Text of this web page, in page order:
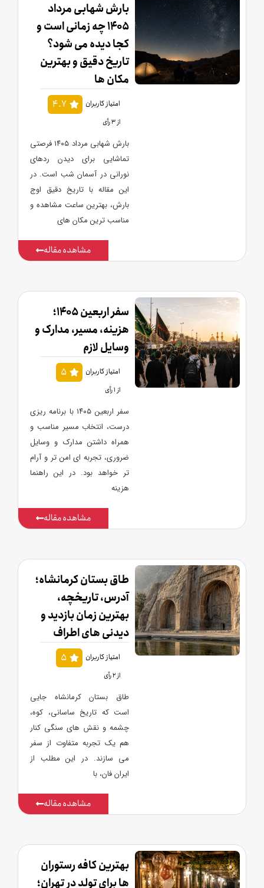
بارش شهابی مرداد
۱۴۰۵ چه زمانی است و
کجا دیده می شود؟
تاریخ دقیق و بهترین
مکان ها
امتیاز کاربران 4.7
از 3 رأی
بارش شهابی مرداد ۱۴۰۵ فرصتی
تماشایی برای دیدن ردهای
نورانی در آسمان شب است. در
این مقاله با تاریخ دقیق اوج
بارش، بهترین ساعت مشاهده و
مناسب ترین مکان های
مشاهده مقاله
سفر اربعین ۱۴۰۵؛
هزینه، مسیر، مدارک و
وسایل لازم
امتیاز کاربران 5
از 1 رأی
سفر اربعین ۱۴۰۵ با برنامه ریزی
درست، انتخاب مسیر مناسب و
همراه داشتن مدارک و وسایل
ضروری، تجربه ای امن تر و آرام
تر خواهد بود. در این راهنما
هزینه
مشاهده مقاله
طاق بستان کرمانشاه؛
آدرس، تاریخچه،
بهترین زمان بازدید و
دیدنی های اطراف
امتیاز کاربران 5
از 2 رأی
طاق بستان کرمانشاه جایی
است که تاریخ ساسانی، کوه،
چشمه و نقش های سنگی کنار
هم یک تجربه متفاوت از سفر
می سازند. در این مطلب از
ایران فان، با
مشاهده مقاله
بهترین کافه رستوران
ها برای تولد در تهران؛